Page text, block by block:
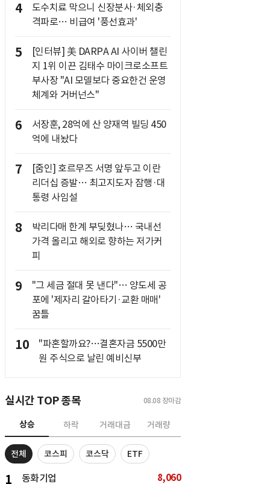
4
도수치료 막으니 신장분사·체외충
격파로… 비급여 '풍선효과'
5
[인터뷰] 美 DARPA AI 사이버 챌린
지 1위 이끈 김태수 마이크로소프트
부사장 "AI 모델보다 중요한건 운영
체계와 거버넌스"
6
서장훈, 28억에 산 양재역 빌딩 450
억에 내놨다
7
[줌인] 호르무즈 서명 앞두고 이란
리더십 증발… 최고지도자 잠행·대
통령 사임설
8
박리다매 한계 부딪혔나… 국내선
가격 올리고 해외로 향하는 저가커
피
9
"그 세금 절대 못 낸다"… 양도세 공
포에 '제자리 갈아타기·교환 매매'
꿈틀
10
"파혼할까요?…결혼자금 5500만
원 주식으로 날린 예비신부
실시간 TOP 종목 08.08 장마감
상승 하락 거래대금 거래량
전체 코스피 코스닥 ETF
1 동화기업 8,060